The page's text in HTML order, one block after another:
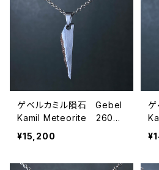
ゲベルカミル隕石 Gebel
Kamil Meteorite 26072
103
¥15,200